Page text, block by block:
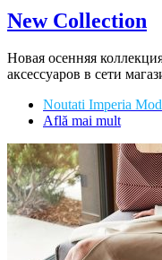
New Collection
Новая осенняя
аксессуаров в сети
Noutati Imperia Mod
Află mai mult